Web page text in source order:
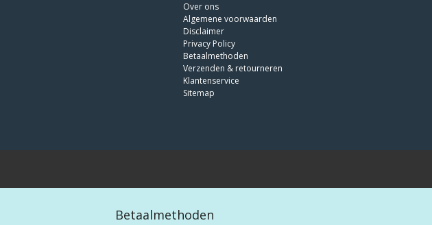
Over ons
Algemene voorwaarden
Disclaimer
Privacy Policy
Betaalmethoden
Verzenden & retourneren
Klantenservice
Sitemap
Betaalmethoden